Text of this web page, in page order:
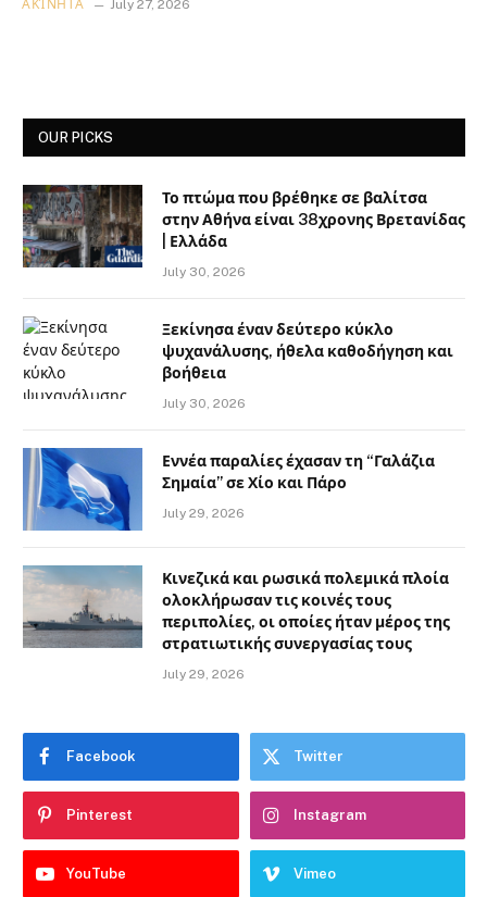
ΑΚΊΝΗΤΑ July 27, 2026
OUR PICKS
Το πτώμα που βρέθηκε σε βαλίτσα
στην Αθήνα είναι 38χρονης Βρετανίδας
| Ελλάδα
July 30, 2026
Ξεκίνησα έναν δεύτερο κύκλο
ψυχανάλυσης, ήθελα καθοδήγηση και
βοήθεια
July 30, 2026
Εννέα παραλίες έχασαν τη “Γαλάζια
Σημαία” σε Χίο και Πάρο
July 29, 2026
Κινεζικά και ρωσικά πολεμικά πλοία
ολοκλήρωσαν τις κοινές τους
περιπολίες, οι οποίες ήταν μέρος της
στρατιωτικής συνεργασίας τους
July 29, 2026
Facebook Twitter
Pinterest Instagram
YouTube Vimeo